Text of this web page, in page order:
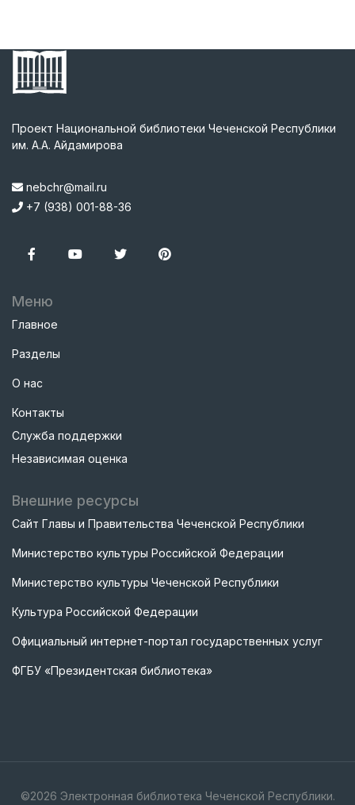
Проект Национальной библиотеки Чеченской Республики
им. А.А. Айдамирова
nebchr@mail.ru
+7 (938) 001-88-36
Меню
Главное
Разделы
О нас
Контакты
Служба поддержки
Независимая оценка
Внешние ресурсы
Сайт Главы и Правительства Чеченской Республики
Министерство культуры Российской Федерации
Министерство культуры Чеченской Республики
Культура Российской Федерации
Официальный интернет-портал государственных услуг
ФГБУ «Президентская библиотека»
©2026 Электронная библиотека Чеченской Республики.